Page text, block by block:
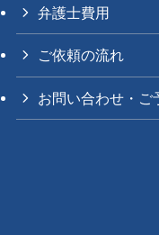
弁護士費用
ご依頼の流れ
お問い合わせ・ご